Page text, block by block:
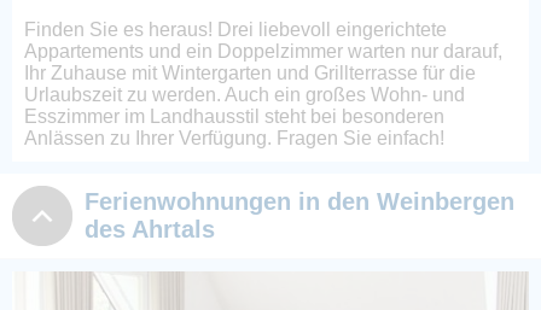
Finden Sie es heraus! Drei liebevoll eingerichtete
Appartements und ein Doppelzimmer warten nur darauf,
Ihr Zuhause mit Wintergarten und Grillterrasse für die
Urlaubszeit zu werden. Auch ein großes Wohn- und
Esszimmer im Landhausstil steht bei besonderen
Anlässen zu Ihrer Verfügung. Fragen Sie einfach!
Ferienwohnungen in den Weinbergen
des Ahrtals